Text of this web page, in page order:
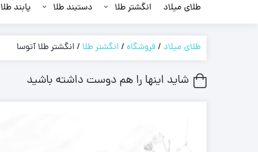
طلای میلاد انگشتر طلا دستبند طلا پابند طلا
طلای میلاد /فروشگاه/ انگشتر طلا/ انگشتر طلا آتوسا
شاید اینها را هم دوست داشته باشید